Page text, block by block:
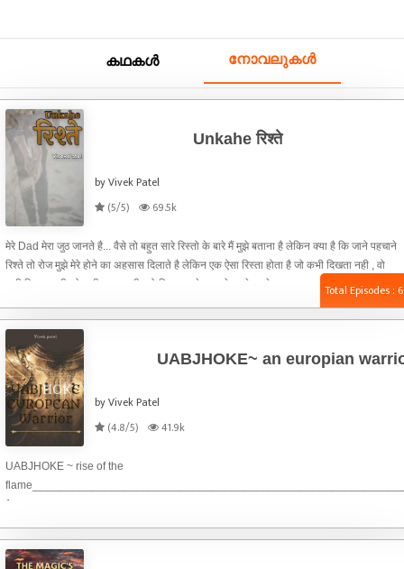
കഥകൾ നോവലുകൾ
Unkahe रिश्ते
by Vivek Patel
(5/5)
69.5k
मेरे Dad मेरा जुठ जानते है... वैसे तो बहुत सारे रिस्तो के बारे मैं मुझे बताना है लेकिन क्या है कि जाने पहचाने
रिश्ते तो रोज मुझे मेरे होने का अहसास दिलाते है लेकिन एक ऐसा रिस्ता होता है जो कभी दिखता नही , वो
कही बिकता नही, वो कही बनता नही , वो रिश्ता हमारे जन्म से पहले हमारे साथ जुड़ा रहता है~ बाप-बेटे का
के हर घर मे मिठायाँ पोहच गई थी आखिर कार तेरे Dad गुरुर बनके तू जो आ रहा था। हा , गुर
Total Episodes : 6
UABJHOKE~ an europian
by Vivek Patel
(4.8/5)
41.9k
UABJHOKE ~ rise of the
પણ હવે ચારેય બાજુ થી હારી ગયું હતું, જ્યાં જુઓ ત્યાં લડાઇ ના અવશેષ હતા. ઠેર ઠેર લોહી ના